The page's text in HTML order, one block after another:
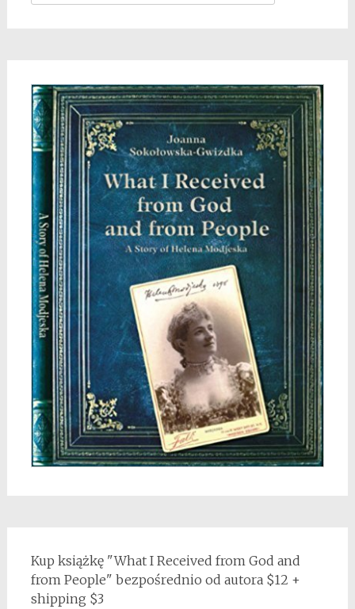
for:
Kup książkę "What I Received from God and
from People" bezpośrednio od autora $12 +
shipping $3